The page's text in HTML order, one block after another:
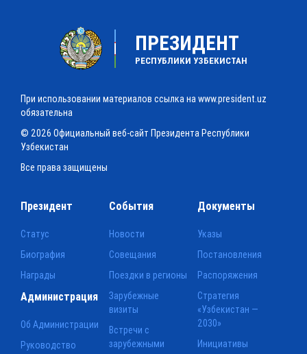
ПРЕЗИДЕНТ
РЕСПУБЛИКИ УЗБЕКИСТАН
При использовании материалов ссылка на www.president.uz
обязательна
© 2026 Официальный веб-сайт Президента Республики
Узбекистан
Все права защищены
Президент
Статус
Биография
Награды
События
Новости
Совещания
Поездки в регионы
Зарубежные
визиты
Встречи с
зарубежными
Документы
Указы
Постановления
Распоряжения
Стратегия
«Узбекистан —
2030»
Инициативы
Администрация
Об Администрации
Руководство